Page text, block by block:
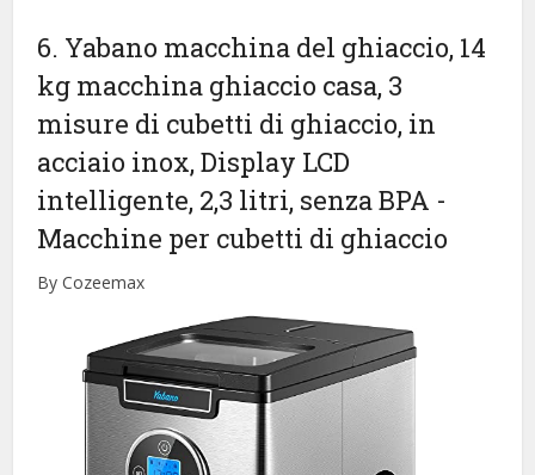
6. Yabano macchina del ghiaccio, 14
kg macchina ghiaccio casa, 3
misure di cubetti di ghiaccio, in
acciaio inox, Display LCD
intelligente, 2,3 litri, senza BPA -
Macchine per cubetti di ghiaccio
By Cozeemax